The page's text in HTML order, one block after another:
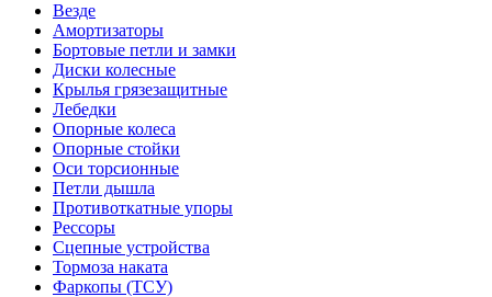
Везде
Амортизаторы
Бортовые петли и замки
Диски колесные
Крылья грязезащитные
Лебедки
Опорные колеса
Опорные стойки
Оси торсионные
Петли дышла
Противоткатные упоры
Рессоры
Сцепные устройства
Тормоза наката
Фаркопы (ТСУ)